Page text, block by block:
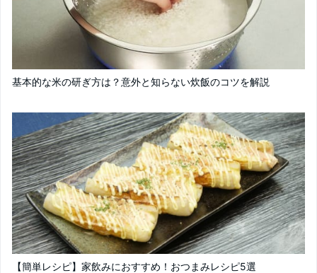
基本的な米の研ぎ方は？意外と知らない炊飯のコツを解説
【簡単レシピ】家飲みにおすすめ！おつまみレシピ5選